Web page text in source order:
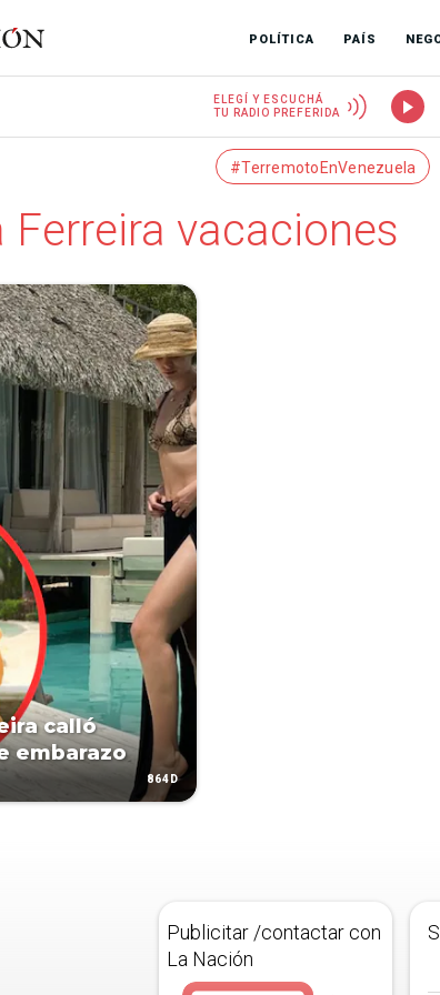
POLÍTICA PAÍS
ELEGÍ Y ESCUCHÁ
TU RADIO PREFERIDA
#TerremotoEnVenezuela
Ferreira vacaciones
calló
embarazo
864D
Publicitar /contactar con
La Nación